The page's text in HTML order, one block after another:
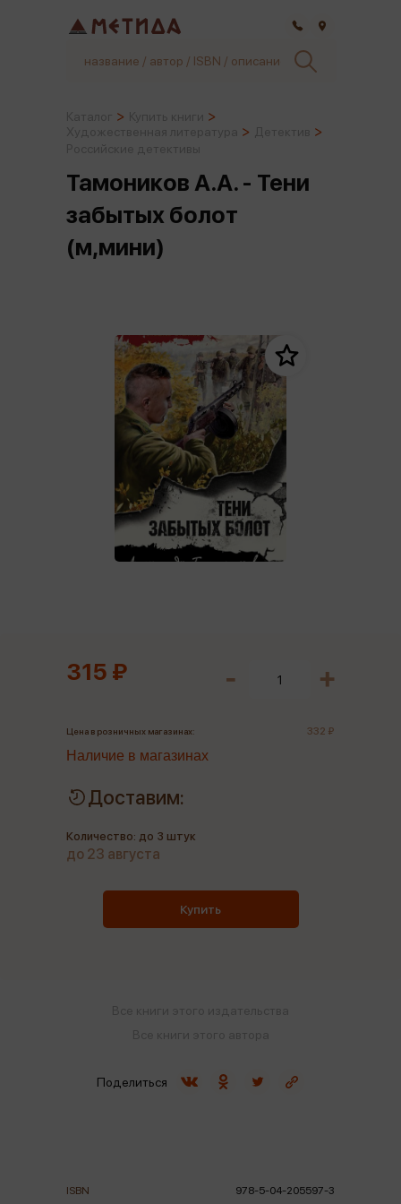
Тамоников А.А. - Тени
забытых болот
(м,мини)
ISBN 978-5-04-205597-3
315 ₽
Цена в розничных магазинах: 332 ₽
Наличие в магазинах
Доставим:
Количество: до 3 штук
до 23 августа
Купить
Поделиться